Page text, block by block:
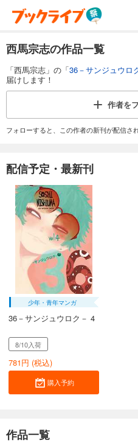
西馬宗志の作品一覧
「西馬宗志」の「36－サンジュウロ
届けします！
作者を
フォローすると、この作者の新刊が配信さ
配信予定・最新刊
少年・青年マンガ
36－サンジュウロク－ 4
8/10入荷
781円 (税込)
購入予約
作品一覧